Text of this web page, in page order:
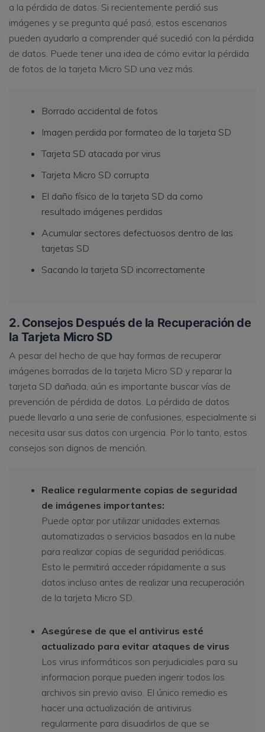
a la pérdida de datos. Si recientemente perdió sus
imágenes y se pregunta qué pasó, estos escenarios
pueden ayudarlo a comprender qué sucedió con la pérdida
de datos. Puede tener una idea de cómo evitar la pérdida
de fotos de la tarjeta Micro SD una vez más.
Borrado accidental de fotos
Imagen perdida por formateo de la tarjeta SD
Tarjeta SD atacada por virus
Tarjeta Micro SD corrupta
El daño físico de la tarjeta SD da como
resultado imágenes perdidas
Acumular sectores defectuosos dentro de las
tarjetas SD
Sacando la tarjeta SD incorrectamente
2. Consejos Después de la Recuperación de
la Tarjeta Micro SD
A pesar del hecho de que hay formas de recuperar
imágenes borradas de la tarjeta Micro SD y reparar la
tarjeta SD dañada, aún es importante buscar vías de
prevención de pérdida de datos. La pérdida de datos
puede llevarlo a una serie de confusiones, especialmente si
necesita usar sus datos con urgencia. Por lo tanto, estos
consejos son dignos de mención.
Realice regularmente copias de seguridad
de imágenes importantes:
Puede optar por utilizar unidades externas
automatizadas o servicios basados en la nube
para realizar copias de seguridad periódicas.
Esto le permitirá acceder rápidamente a sus
datos incluso antes de realizar una recuperación
de la tarjeta Micro SD.
Asegúrese de que el antivirus esté
actualizado para evitar ataques de virus
Los virus informáticos son perjudiciales para su
informacion porque pueden ingerir todos los
archivos sin previo aviso. El único remedio es
hacer una actualización de antivirus
regularmente para disuadirlos de que se